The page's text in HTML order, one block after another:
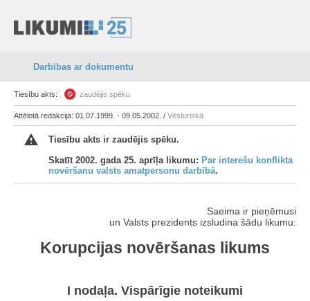
Darbības ar dokumentu
Tiesību akts: zaudējis spēku
Attēlotā redakcija: 01.07.1999. - 09.05.2002. / Vēsturiskā
Tiesību akts ir zaudējis spēku.
Skatīt 2002. gada 25. aprīļa likumu: Par interešu konflikta
novēršanu valsts amatpersonu darbībā.
Saeima ir pieņēmusi
un Valsts prezidents izsludina šādu likumu:
Korupcijas novēršanas likums
I nodaļa. Vispārīgie noteikumi